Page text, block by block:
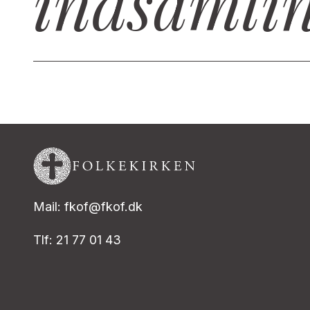
Mail: fkof@fkof.dk
Tlf: 21 77 01 43